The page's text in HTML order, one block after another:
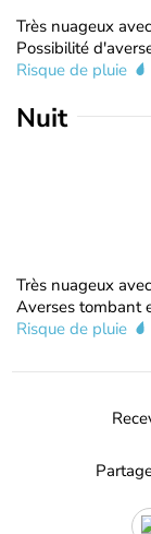
Très nuageux
Possibilité
Risque de pluie
Nuit
Très nuageux
Averses tombant
Risque de pluie